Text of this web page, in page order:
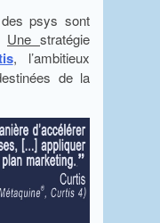
psys sont
Une stratégie
, l’ambitieux
de la